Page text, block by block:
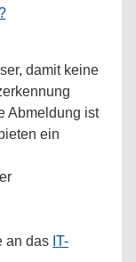
damit keine
Abmeldung ist
ein
an das IT-